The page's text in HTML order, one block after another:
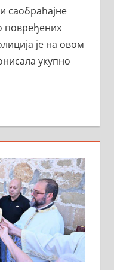
саобраћajне
повређених
је на овом
укупно